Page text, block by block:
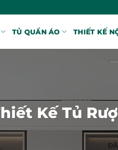
TỦ QUẦN ÁO THIẾT KẾ
Kế Tủ